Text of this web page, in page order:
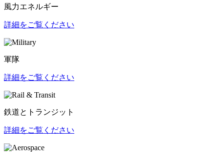
風力エネルギー
詳細をご覧ください
軍隊
詳細をご覧ください
鉄道とトランジット
詳細をご覧ください